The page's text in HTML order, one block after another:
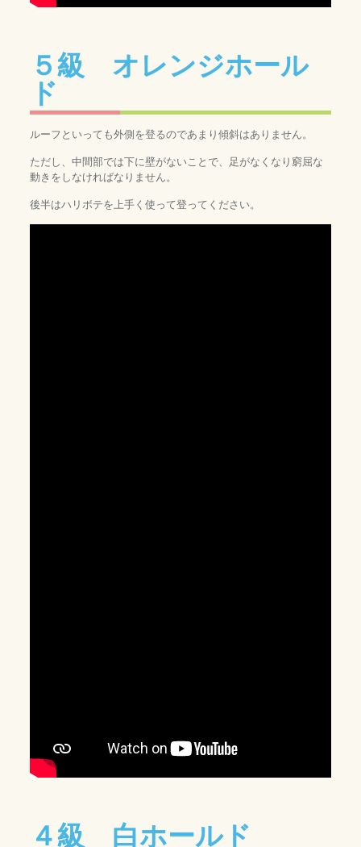
５級 オレンジホール
ド
ルーフといっても外側を登るのであまり傾斜はありません。
ただし、中間部では下に壁がないことで、足がなくなり窮屈な
動きをしなければなりません。
後半はハリボテを上手く使って登ってください。
４級 白ホールド